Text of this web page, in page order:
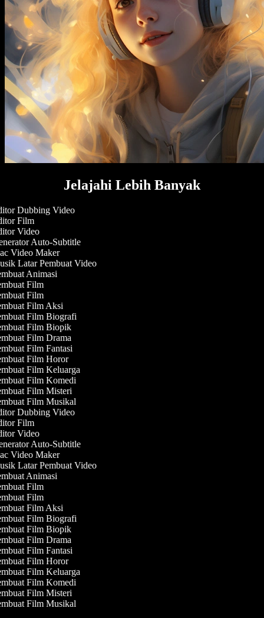
Jelajahi Lebih Banyak
Dubbing Video
Film
Video
Auto-Subtitle
Video Maker
Latar Pembuat Video
Animasi
Film
Film
Film Aksi
Film Biografi
Film Biopik
Film Drama
Film Fantasi
Film Horor
Film Keluarga
Film Komedi
Film Misteri
Film Musikal
Dubbing Video
Film
Video
Auto-Subtitle
Video Maker
Latar Pembuat Video
Animasi
Film
Film
Film Aksi
Film Biografi
Film Biopik
Film Drama
Film Fantasi
Film Horor
Film Keluarga
Film Komedi
Film Misteri
Film Musikal